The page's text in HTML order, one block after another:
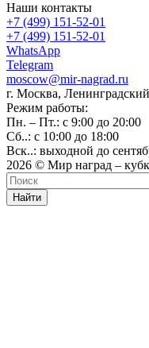
Наши контакты
+7 (499) 151-52-01
+7 (499) 151-52-01
WhatsApp
Telegram
moscow@mir-nagrad.ru
г. Москва,
Режим работы:
Пн. – Пт.: с 9:00 до 20:00
Сб..: с 10:00 до 18:00
Вск..: выходной до
2026 © Мир наград –
Найти